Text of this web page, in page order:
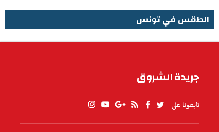
الطقس في تونس
جريدة الشروق
تابعونا على